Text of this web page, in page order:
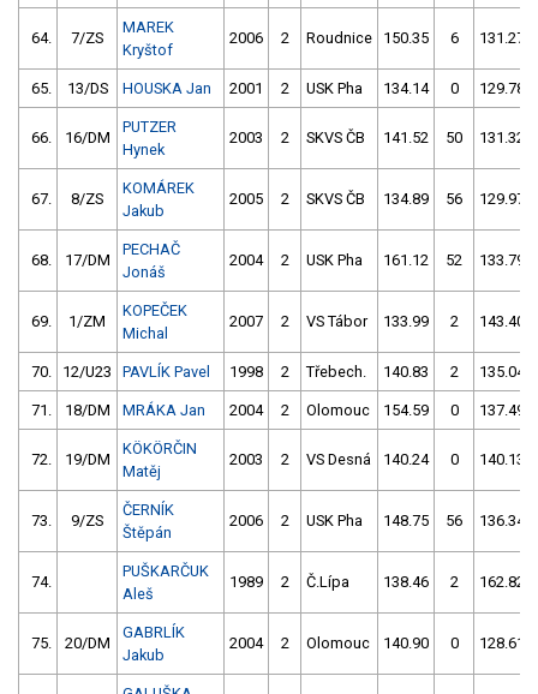
64. 7/ZS
MAREK
Kryštof
2006 2 Roudnice 150.35 6 131.27
65. 13/DS HOUSKA Jan 2001 2 USK Pha 134.14 0 129.78
66. 16/DM
PUTZER
Hynek
2003 2 SKVS ČB 141.52 50 131.32
67. 8/ZS
KOMÁREK
Jakub
2005 2 SKVS ČB 134.89 56 129.97
68. 17/DM
PECHAČ
Jonáš
2004 2 USK Pha 161.12 52 133.79
69. 1/ZM
KOPEČEK
Michal
2007 2 VS Tábor 133.99 2 143.40
70. 12/U23 PAVLÍK Pavel 1998 2 Třebech. 140.83 2 135.04
71. 18/DM MRÁKA Jan 2004 2 Olomouc 154.59 0 137.49
72. 19/DM
KÖKÖRČIN
Matěj
2003 2 VS Desná 140.24 0 140.13
73. 9/ZS
ČERNÍK
Štěpán
2006 2 USK Pha 148.75 56 136.34
74.
PUŠKARČUK
Aleš
1989 2 Č.Lípa 138.46 2 162.82
75. 20/DM
GABRLÍK
Jakub
2004 2 Olomouc 140.90 0 128.61